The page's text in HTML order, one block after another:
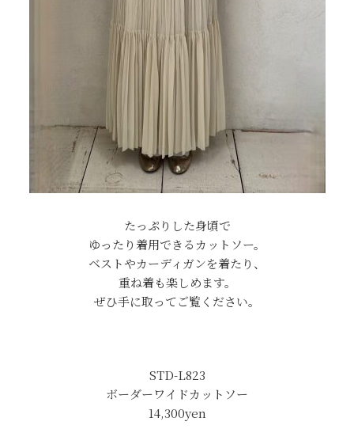
たっぷりした身頃で
ゆったり着用できるカットソー。
ベストやカーディガンを着たり、
重ね着も楽しめます。
ぜひ手に取ってご覧ください。
STD-L823
ボーダーワイドカットソー
14,300yen